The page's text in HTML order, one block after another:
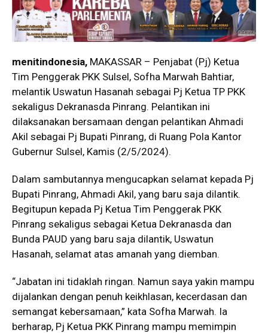
menitindonesia, MAKASSAR – Penjabat (Pj) Ketua
Tim Penggerak PKK Sulsel, Sofha Marwah Bahtiar,
melantik Uswatun Hasanah sebagai Pj Ketua TP PKK
sekaligus Dekranasda Pinrang. Pelantikan ini
dilaksanakan bersamaan dengan pelantikan Ahmadi
Akil sebagai Pj Bupati Pinrang, di Ruang Pola Kantor
Gubernur Sulsel, Kamis (2/5/2024).
Dalam sambutannya mengucapkan selamat kepada Pj
Bupati Pinrang, Ahmadi Akil, yang baru saja dilantik.
Begitupun kepada Pj Ketua Tim Penggerak PKK
Pinrang sekaligus sebagai Ketua Dekranasda dan
Bunda PAUD yang baru saja dilantik, Uswatun
Hasanah, selamat atas amanah yang diemban.
“Jabatan ini tidaklah ringan. Namun saya yakin mampu
dijalankan dengan penuh keikhlasan, kecerdasan dan
semangat kebersamaan,” kata Sofha Marwah. Ia
berharap, Pj Ketua PKK Pinrang mampu memimpin